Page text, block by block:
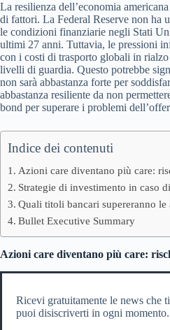
La resilienza dell’economia
di fattori. La Federal Reserve non ha
le condizioni finanziarie negli Stati
ultimi 27 anni. Tuttavia, le pressioni
con i costi di trasporto globali in
livelli di guardia. Questo potrebbe
non sarà abbastanza forte per
abbastanza resiliente da non
bond per superare i problemi
Indice dei contenuti
Azioni care diventano più care:
Strategie di investimento in caso
Quali titoli bancari supereranno le
Bullet Executive Summary
Azioni care diventano più care:
Ricevi gratuitamente le news che
puoi disiscriverti in ogni momento.